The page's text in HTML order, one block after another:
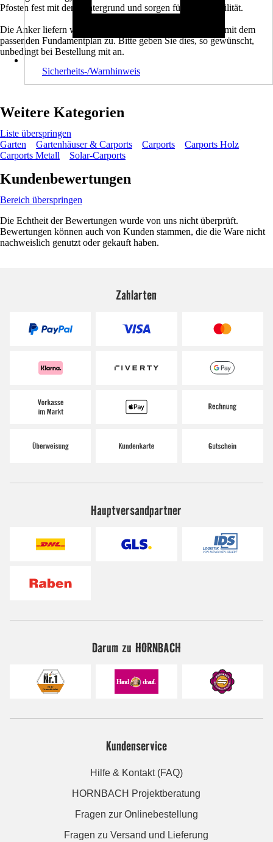
Pfosten fest mit dem Untergrund und sorgen für hohe Stabilität.
Die Anker liefern wir Ihnen auf Wunsch gerne zusammen mit dem
passenden Fundamentplan zu. Bitte geben Sie dies, so gewünscht,
unbedingt bei Bestellung mit an.
Sicherheits-/Warnhinweis
Weitere Kategorien
Liste überspringen
Garten
Gartenhäuser & Carports Carports
Carports Holz
Carports Metall
Solar-Carports
Kundenbewertungen
Bereich überspringen
Die Echtheit der Bewertungen wurde von uns nicht überprüft.
Bewertungen können auch von Kunden stammen, die die Ware nicht
nachweislich genutzt oder gekauft haben.
Zahlarten
Hauptversandpartner
Darum zu HORNBACH
Kundenservice
Hilfe & Kontakt (FAQ)
HORNBACH Projektberatung
Fragen zur Onlinebestellung
Fragen zu Versand und Lieferung